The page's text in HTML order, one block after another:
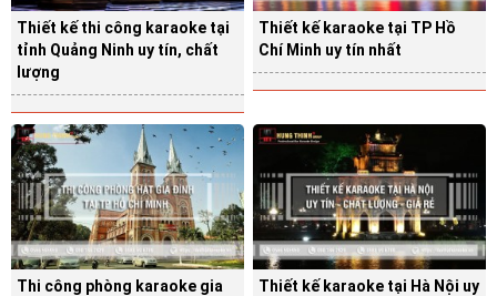
Thiết kế thi công karaoke tại
tỉnh Quảng Ninh uy tín, chất
lượng
Thiết kế karaoke tại TP Hồ
Chí Minh uy tín nhất
Thi công phòng karaoke gia
Thiết kế karaoke tại Hà Nội uy